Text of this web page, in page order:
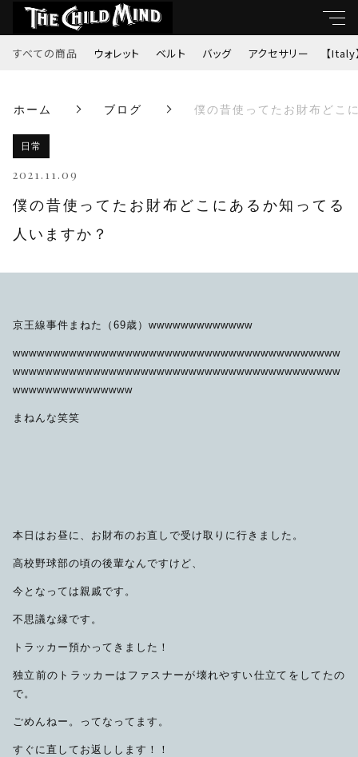
すべての商品 ウォレット ベルト バッグ アクセサリー 【Italy
ホーム ブログ 僕の昔使ってたお財布どこ
日常
2021.11.09
僕の昔使ってたお財布どこにあるか知ってる
人いますか？
京王線事件まねた（69歳）wwwwwwwwwwwww
wwwwwwwwwwwwwwwwwwwwwwwwwwwwwwwwwwwwwwwww
wwwwwwwwwwwwwwwwwwwwwwwwwwwwwwwwwwwwwwwww
wwwwwwwwwwwwwww
まねんな笑笑
本日はお昼に、お財布のお直しで受け取りに行きました。
高校野球部の頃の後輩なんですけど、
今となっては親戚です。
不思議な縁です。
トラッカー預かってきました！
独立前のトラッカーはファスナーが壊れやすい仕立てをしてたの
で。
ごめんねー。ってなってます。
すぐに直してお返しします！！
すべて
ベルト
【Italy】
限定品
子カテゴリ
並び順